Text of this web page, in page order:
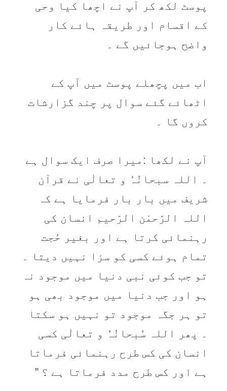
پوسٹ لکھ کر آپ نے اچھا کیا وحی
کے اقسام اور طریقہ ہائے کار
واضح‌ ہوجائیں گے ۔
اب میں پچھلے پوسٹ میں آپ کے
اٹھائے گئے سوال پر چند گزارشات
کروں گا ۔
آپ نے لکھا :میرا صرف ایک سوال ہے
۔ اللہ سبحانُہُ و تعالٰی نے قرآن
شریف میں بار بار فرمایا ہے کہ
اللہ الرّحمٰن الرّحیم انسان کی
رہنمائی کرتا ہے اور بغیر حُجت
تمام ہوئے کسی کو سزا نہیں دیتا ۔
تو جب کوئی نبی دنیا میں موجود نہ
ہو اور جب دنیا میں موجود بھی ہو
تو ہر جگہ موجود تو نہیں ہو سکتا
۔ پھر اللہ سُبحانُہُ و تعالٰی کسی
انسان کی کس طرح رہنمائی فرماتا
ہے اور کس طرح مدد فرماتا ہے ؟ ”